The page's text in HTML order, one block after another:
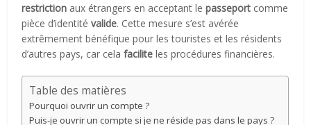
restriction aux étrangers en acceptant lepasseport comme
pièce d’identitévalide. Cette mesure s’est avérée
extrêmement bénéfique pour les touristes et les résidents
d’autres pays, car celafacilite les procédures financières.
Table des matières
Pourquoi ouvrir un compte ?
Puis-je ouvrir un compte si je ne réside pas dans le pays ?